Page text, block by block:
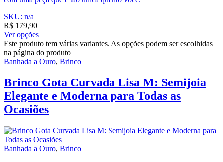
SKU: n/a
R$ 179,90
Ver opções
Este produto tem várias variantes. As opções podem ser escolhidas
na página do produto
Banhada a Ouro, Brinco
Brinco Gota Curvada Lisa M: Semijoia
Elegante e Moderna para Todas as
Ocasiões
Banhada a Ouro, Brinco